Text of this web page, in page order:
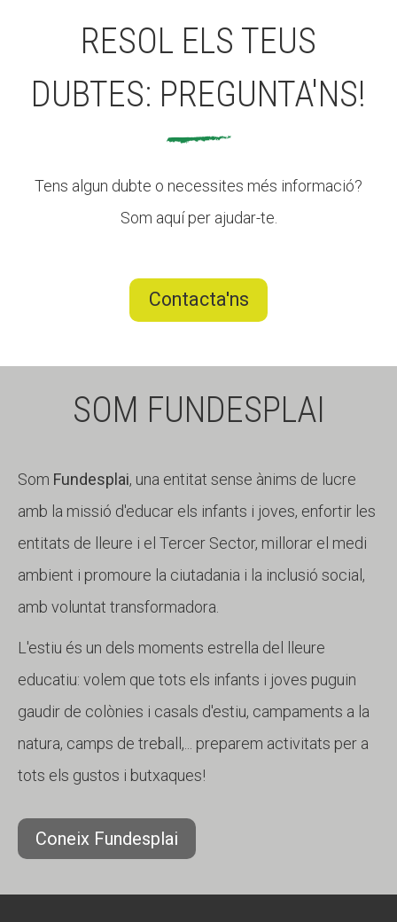
RESOL ELS TEUS
DUBTES: PREGUNTA'NS!
Tens algun dubte o necessites més informació?
Som aquí per ajudar-te.
Contacta'ns
SOM FUNDESPLAI
Som Fundesplai, una entitat sense ànims de lucre
amb la missió d'educar els infants i joves, enfortir les
entitats de lleure i el Tercer Sector, millorar el medi
ambient i promoure la ciutadania i la inclusió social,
amb voluntat transformadora.
L'estiu és un dels moments estrella del lleure
educatiu: volem que tots els infants i joves puguin
gaudir de colònies i casals d'estiu, campaments a la
natura, camps de treball,... preparem activitats per a
tots els gustos i butxaques!
Coneix Fundesplai